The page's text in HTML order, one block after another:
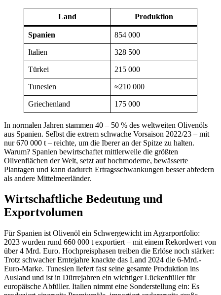
Land Produktion
Spanien 854 000
Italien 328 500
Türkei 215 000
Tunesien ≈210 000
Griechenland 175 000
In normalen Jahren stammen 40 – 50 % des weltweiten Olivenöls
aus Spanien. Selbst die extrem schwache Vorsaison 2022/23 – mit
nur 670 000 t – reichte, um die Iberer an der Spitze zu halten.
Warum? Spanien bewirtschaftet mittlerweile die größten
Olivenflächen der Welt, setzt auf hochmoderne, bewässerte
Plantagen und kann dadurch Ertragsschwankungen besser abfedern
als andere Mittelmeerländer.
Wirtschaftliche Bedeutung und
Exportvolumen
Für Spanien ist Olivenöl ein Schwergewicht im Agrarportfolio:
2023 wurden rund 660 000 t exportiert – mit einem Rekordwert von
über 4 Mrd. Euro. Hochpreisphasen treiben die Erlöse noch stärker:
Trotz schwacher Erntejahre knackte das Land 2024 die 6-Mrd.-
Euro-Marke. Tunesien liefert fast seine gesamte Produktion ins
Ausland und ist in Dürrejahren ein wichtiger Lückenfüller für
europäische Abfüller. Italien nimmt eine Sonderstellung ein: Es